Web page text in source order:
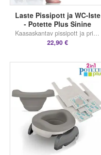
Laste Pissipott ja WC-Iste
- Potette Plus Sinine
Kaasaskantav pissipott ja prill-laud
22,90 €